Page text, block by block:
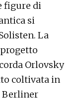
figure di
si
La
Orlovsky
coltivata in
Berliner